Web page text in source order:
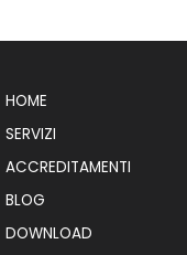
HOME
SERVIZI
ACCREDITAMENTI
BLOG
DOWNLOAD